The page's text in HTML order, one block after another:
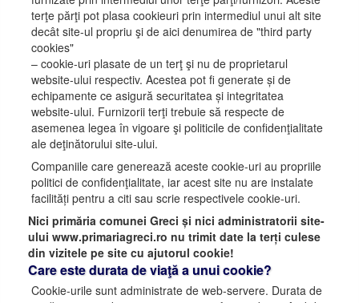
terţe părţi pot plasa cookieuri prin intermediul unui alt site
decât site-ul propriu şi de aici denumirea de "third party
cookies"
– cookie-uri plasate de un terţ şi nu de proprietarul
website-ului respectiv. Acestea pot fi generate și de
echipamente ce asigură securitatea și integritatea
website-ului. Furnizorii terţi trebuie să respecte de
asemenea legea în vigoare şi politicile de confidenţialitate
ale deţinătorului site-ului.
Companiile care generează aceste cookie-uri au propriile
politici de confidenţialitate, iar acest site nu are instalate
facilități pentru a citi sau scrie respectivele cookie-uri.
Nici primăria comunei Greci și nici administratorii site-
ului www.primariagreci.ro nu trimit date la terți culese
din vizitele pe site cu ajutorul cookie!
Care este durata de viaţă a unui cookie?
Cookie-urile sunt administrate de web-servere. Durata de